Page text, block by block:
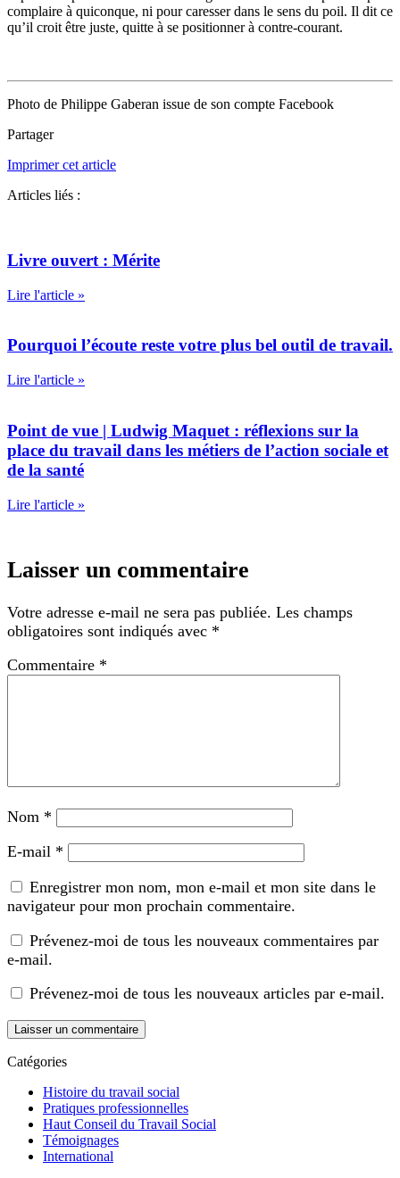
complaire à quiconque, ni pour caresser dans le sens du poil. Il dit ce
qu’il croit être juste, quitte à se positionner à contre-courant.
Photo de Philippe Gaberan issue de son compte Facebook
Partager
Imprimer cet article
Articles liés :
Livre ouvert : Mérite
Lire l'article »
Pourquoi l’écoute reste votre plus bel outil de travail.
Lire l'article »
Point de vue | Ludwig Maquet : réflexions sur la
place du travail dans les métiers de l’action sociale et
de la santé
Lire l'article »
Laisser un commentaire
Votre adresse e-mail ne sera pas publiée. Les champs
obligatoires sont indiqués avec *
Commentaire *
Nom *
E-mail *
Enregistrer mon nom, mon e-mail et mon site dans le
navigateur pour mon prochain commentaire.
Prévenez-moi de tous les nouveaux commentaires par
e-mail.
Prévenez-moi de tous les nouveaux articles par e-mail.
Catégories
Histoire du travail social
Pratiques professionnelles
Haut Conseil du Travail Social
Témoignages
International